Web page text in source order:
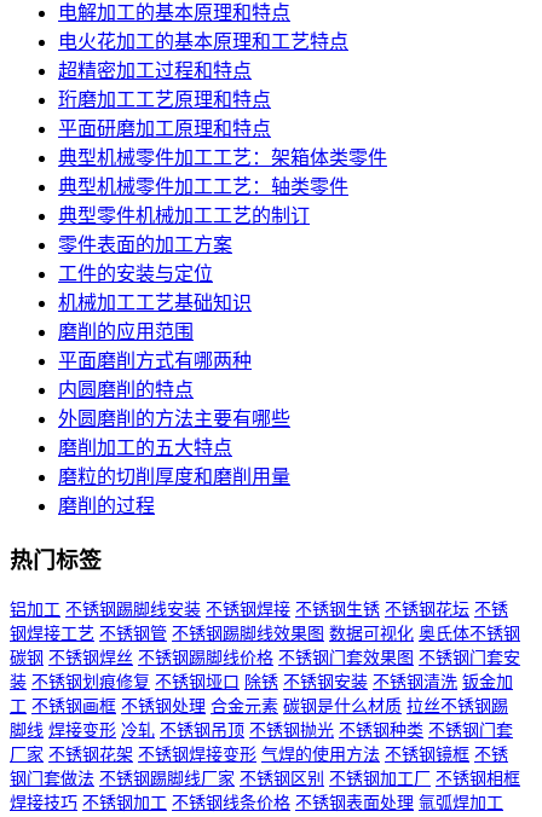
电解加工的基本原理和特点
电火花加工的基本原理和工艺特点
超精密加工过程和特点
珩磨加工工艺原理和特点
平面研磨加工原理和特点
典型机械零件加工工艺：架箱体类零件
典型机械零件加工工艺：轴类零件
典型零件机械加工工艺的制订
零件表面的加工方案
工件的安装与定位
机械加工工艺基础知识
磨削的应用范围
平面磨削方式有哪两种
内圆磨削的特点
外圆磨削的方法主要有哪些
磨削加工的五大特点
磨粒的切削厚度和磨削用量
磨削的过程
热门标签
铝加工 不锈钢踢脚线安装 不锈钢焊接 不锈钢生锈 不锈钢花坛 不锈
钢焊接工艺 不锈钢管 不锈钢踢脚线效果图 数据可视化 奥氏体不锈钢
碳钢 不锈钢焊丝 不锈钢踢脚线价格 不锈钢门套效果图 不锈钢门套安
装 不锈钢划痕修复 不锈钢垭口 除锈 不锈钢安装 不锈钢清洗 钣金加
工 不锈钢画框 不锈钢处理 合金元素 碳钢是什么材质 拉丝不锈钢踢
脚线 焊接变形 冷轧 不锈钢吊顶 不锈钢抛光 不锈钢种类 不锈钢门套
厂家 不锈钢花架 不锈钢焊接变形 气焊的使用方法 不锈钢镜框 不锈
钢门套做法 不锈钢踢脚线厂家 不锈钢区别 不锈钢加工厂
不锈钢相框
焊接技巧 不锈钢加工 不锈钢线条价格 不锈钢表面处理 氩弧焊加工